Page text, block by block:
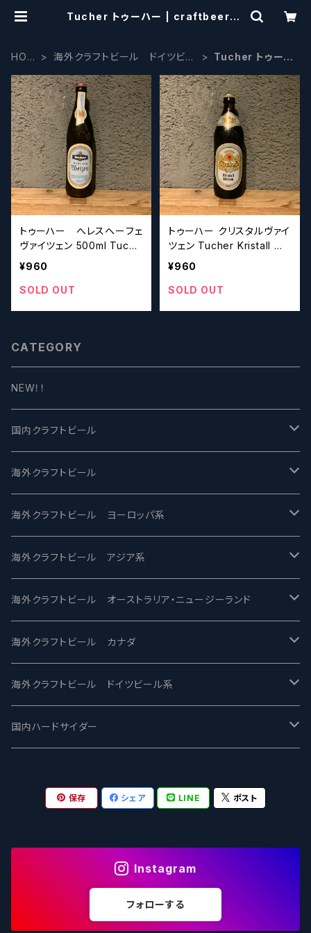
Tucher トゥーハー | craftbeersc
HOM
海外クラフトビール ドイツビー
Tucher トゥーハ
トゥーハー へレスヘーフェ
ヴァイツェン 500ml Tuche
r Helles Hefe Weizen
¥960
SOLD OUT
トゥーハー クリスタルヴァイ
ツェン Tucher Kristall We
izen
¥960
SOLD OUT
CATEGORY
NEW！！
国内クラフトビール
UCHU BREWING -うちゅうブルーイング
バテレ -VERTERE
2nd Story Ale Works -セカンドストーリー
ビアへるん - Beer Hearn
忽布古丹醸造 - HOP KOTAN
ワイマーケットブルーイング Y.Market Brewing
志賀高原ビール - SIGAKOGEN
箕面ビール - MINOH BEER
サンクトガーレン - Sankt Gallen
ウェストコーストブルーイング -WCB
海外クラフトビール
Modern Times モダンタイムズ
Maui マウイ
Toppling Goliath トップリンゴライアス
Fair State フェアステイト
Lagunitas ラグニタス
FirestoneWalker ファイアストーン
Mikkeller ミッケラー
Hop Nation ホップネーション
Brewski ブリュースキー
海外クラフトビール ヨーロッパ系
UnBarred -アンバード
SAIREN /サイレン
ワイルドチャイルド - Wilde Child
BrewDog Brewery - ブリュードッグ
The Flying Inn / ザ フライイング イン
Lambiek Fabriek - ファブリーク
Marble / マーブル
Buxton - バクストン
海外クラフトビール アジア系
gweilo-鬼佬 グウァイロ
Heart Of Darkness - ハートオブダークネス
Carbon brews -カーボン
TAIHU - タイフー
Behemoth - ベヒーモス
海外クラフトビール オーストラリア・ニュージーランド
ROCKY RIDGE - ロッキーリッジ
BODRIGGY BREWING ボッドリッジー
CO-CONSPIRATORS コ・コンスピレーターズ
Deep Creek Brewing Co.
8 Wired エイトワイアード
Isthmus イスムス
海外クラフトビール カナダ
Jackie O's ジャッキーオーズ
Westbrook ウェストブルック
Strathcona ストラスコナ
ODIN BREWING オディン
Electric Bicycle エレクトリックバイシクル
海外クラフトビール ドイツビール系
Karmeliten カーメリテン
Früh フリュー
Plank プランク
Tucher トゥーハー
国内ハードサイダー
保存 シェア LINE ポスト
Instagram
フォローする